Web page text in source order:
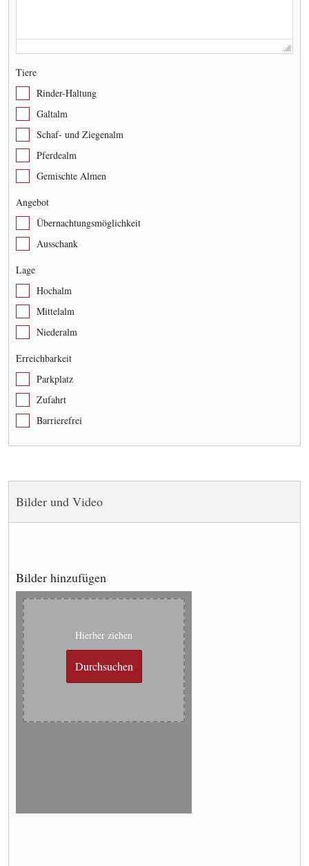
Tiere
Rinder-Haltung
Galtalm
Schaf- und Ziegenalm
Pferdealm
Gemischte Almen
Angebot
Übernachtungsmöglichkeit
Ausschank
Lage
Hochalm
Mittelalm
Niederalm
Erreichbarkeit
Parkplatz
Zufahrt
Barrierefrei
Bilder und Video
Bilder hinzufügen
Hierher ziehen
Durchsuchen